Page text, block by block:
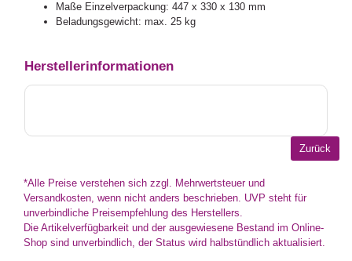
Maße Einzelverpackung: 447 x 330 x 130 mm
Beladungsgewicht: max. 25 kg
Herstellerinformationen
*Alle Preise verstehen sich zzgl. Mehrwertsteuer und
Versandkosten, wenn nicht anders beschrieben. UVP steht für
unverbindliche Preisempfehlung des Herstellers.
Die Artikelverfügbarkeit und der ausgewiesene Bestand im Online-
Shop sind unverbindlich, der Status wird halbstündlich aktualisiert.